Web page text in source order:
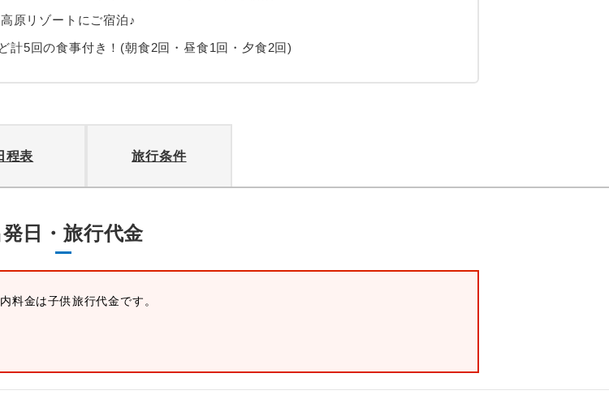
原リゾートにご宿泊♪
計5回の食事付き！(朝食2回・昼食1回・夕食2回)
程表 旅行条件
日・旅行代金
料金は子供旅行代金です。